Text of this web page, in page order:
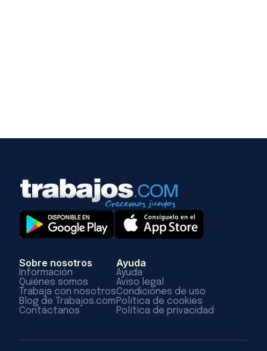
Sobre nosotros
Información
Quiénes somos
Trabaja con nosotros
Blog de Trabajos.com
Contáctanos
Ayuda
Ayuda
Aviso legal
Condiciones de uso
Política de cookies
Política de privacidad